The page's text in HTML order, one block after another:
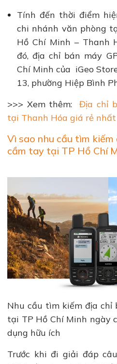
Tính đến thời điểm
chi nhánh văn phòng
Hồ Chí Minh – Thanh
đó, địa chỉ bán máy
Chí Minh của iGeo
13, phường Hiệp Bình
>>> Xem thêm:Địa chỉ
tại Thanh Hóa giá rẻ
Vì sao nhu cầu tìm
cầm tay tại TP Hồ Chí
Nhu cầu tìm kiếm địa chỉ
tại TP Hồ Chí Minh ngày
dụng hữu ích
Trước khi đi giải đáp